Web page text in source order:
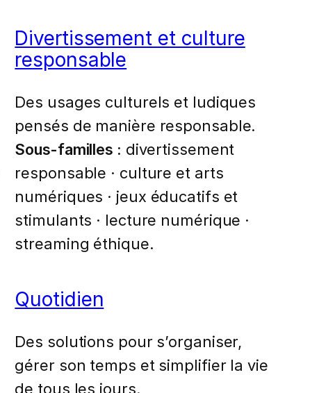
Divertissement et culture
responsable
Des usages culturels et ludiques
pensés de manière responsable.
Sous-familles : divertissement
responsable · culture et arts
numériques · jeux éducatifs et
stimulants · lecture numérique ·
streaming éthique.
Quotidien
Des solutions pour s’organiser,
gérer son temps et simplifier la vie
de tous les jours.